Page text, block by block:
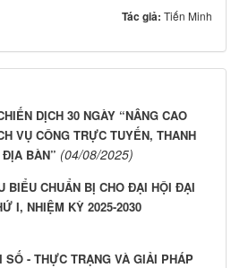
Tác giả: Tiến Minh
DỊCH 30 NGÀY “NÂNG CAO
VỤ CÔNG TRỰC TUYẾN, THANH
BÀN” (04/08/2025)
BIỂU CHUẨN BỊ CHO ĐẠI HỘI ĐẠI
I, NHIỆM KỲ 2025-2030
SỐ - THỰC TRẠNG VÀ GIẢI PHÁP